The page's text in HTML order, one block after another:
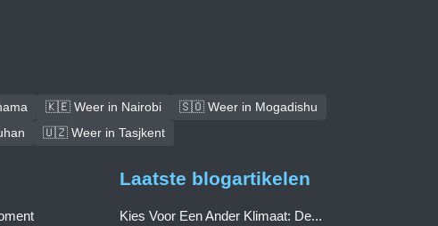
🇰🇪 Weer in Nairobi
🇸🇴 Weer in Mogadishu
🇺🇿 Weer in Tasjkent
Laatste blogartikelen
Kies Voor Een Ander Klimaat: De...